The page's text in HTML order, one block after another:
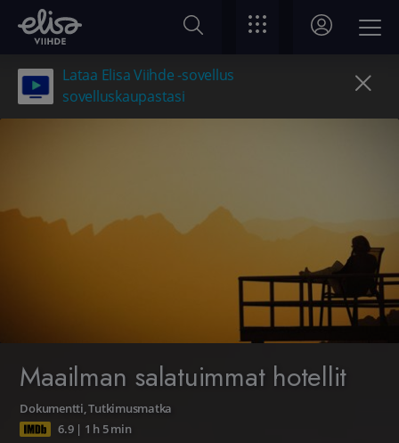
Lataa Elisa Viihde -sovellus
sovelluskaupastasi
Maailman salatuimmat hotellit
Dokumentti,Tutkimusmatka
6.9| 1 h 5 min